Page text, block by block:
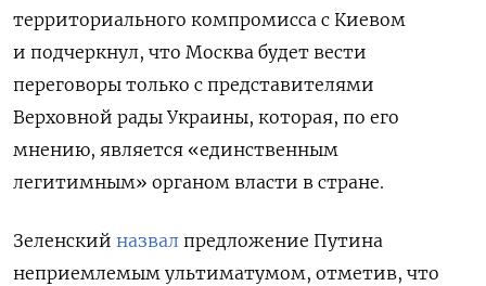
территориального компромисса с Киевом
и подчеркнул, что Москва будет вести
переговоры только с представителями
Верховной рады Украины, которая, по его
мнению, является «единственным
легитимным» органом власти в стране.
Зеленский назвал предложение Путина
неприемлемым ультиматумом, отметив, что